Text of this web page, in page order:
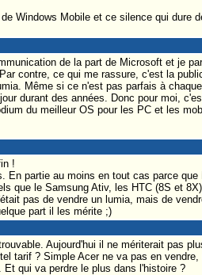
Windows Mobile et ce silence qui dure
de la part de Microsoft et je
contre, ce qui me rassure, c'est la
Même si ce n'est pas parfais à chaque
durant des années. Donc pour moi,
du meilleur OS pour les PC et les
!
En partie au moins en tout cas parce que
que le Samsung Ativ, les HTC (8S et
pas de vendre un lumia, mais de
part il les mérite ;)
Aujourd'hui il ne mériterait pas
tarif ? Simple Acer ne va pas en vendre,
qui va perdre le plus dans l'histoire ?